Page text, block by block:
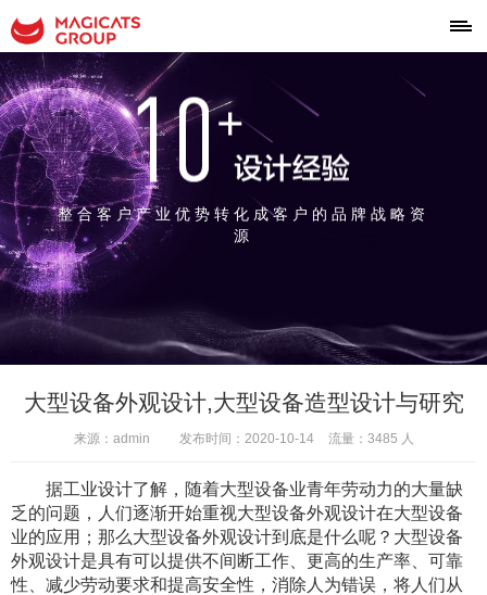
整合客户产业优势转化成客户的品牌战略资
源
大型设备外观设计,大型设备造型设计与研究
来源：admin 发布时间：2020-10-14 流量：3485 人
​ ​据工业设计了解，随着大型设备业青年劳动力的大量缺
乏的问题，人们逐渐开始重视大型设备外观设计在大型设备
业的应用；那么大型设备外观设计到底是什么呢？大型设备
外观设计是具有可以提供不间断工作、更高的生产率、可靠
性、减少劳动要求和提高安全性，消除人为错误，将人们从